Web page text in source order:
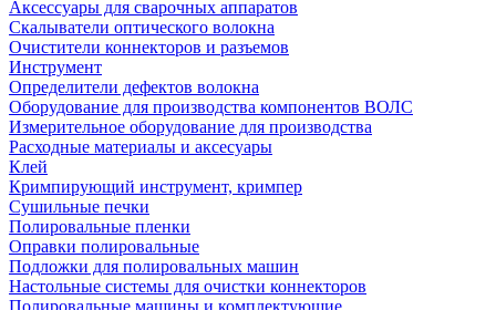
Аксессуары для сварочных аппаратов
Скалыватели оптического волокна
Очистители коннекторов и разъемов
Инструмент
Определители дефектов волокна
Оборудование для производства компонентов ВОЛС
Измерительное оборудование для производства
Расходные материалы и аксесуары
Клей
Кримпирующий инструмент, кримпер
Сушильные печки
Полировальные пленки
Оправки полировальные
Подложки для полировальных машин
Настольные системы для очистки коннекторов
Полировальные машины и комплектующие